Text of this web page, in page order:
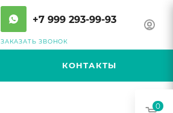
+7 999 293-99-93
ЗАКАЗАТЬ ЗВОНОК
КОНТАКТЫ
0